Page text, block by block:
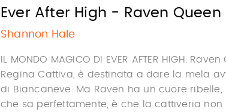
Ever After High - Raven Queen
Shannon Hale
IL MONDO MAGICO DI EVER AFTER HIGH.
Regina Cattiva, è destinata a dare la mela
di Biancaneve. Ma Raven ha un cuore ribelle,
che sa perfettamente, è che la cattiveria non